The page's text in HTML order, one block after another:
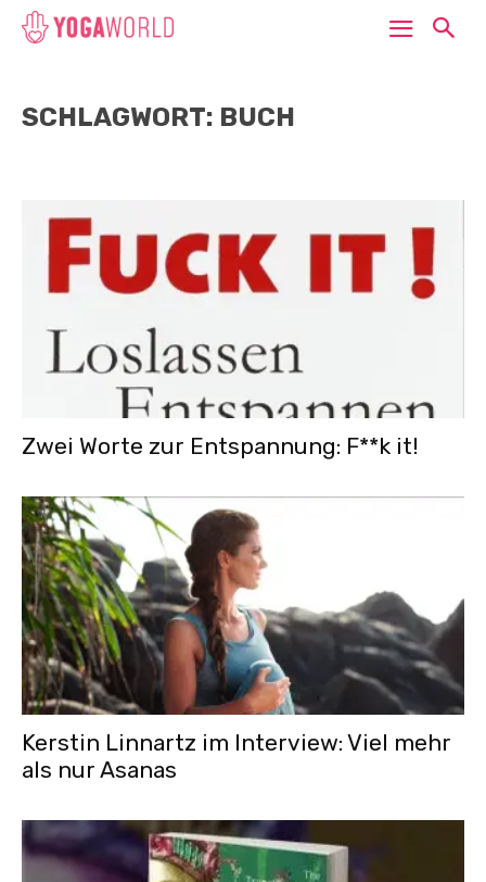
SCHLAGWORT: BUCH
Zwei Worte zur Entspannung: F**k it!
Kerstin Linnartz im Interview: Viel mehr
als nur Asanas